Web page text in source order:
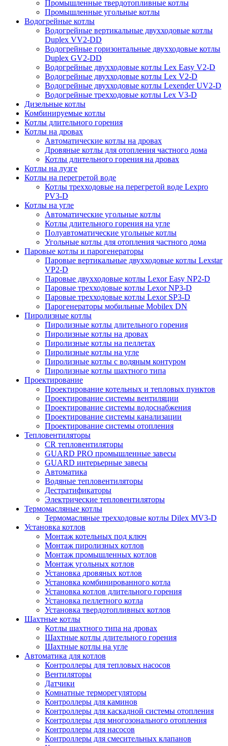
Промышленные твердотопливные котлы
Промышленные угольные котлы
Водогрейные котлы
Водогрейные вертикальные двухходовые котлы
Duplex VV2-DD
Водогрейные горизонтальные двухходовые котлы
Duplex GV2-DD
Водогрейные двухходовые котлы Lex Easy V2-D
Водогрейные двухходовые котлы Lex V2-D
Водогрейные двухходовые котлы Lexender UV2-D
Водогрейные трехходовые котлы Lex V3-D
Дизельные котлы
Комбинируемые котлы
Котлы длительного горения
Котлы на дровах
Автоматические котлы на дровах
Дровяные котлы для отопления частного дома
Котлы длительного горения на дровах
Котлы на лузге
Котлы на перегретой воде
Котлы трехходовые на перегретой воде Lexpro
PV3-D
Котлы на угле
Автоматические угольные котлы
Котлы длительного горения на угле
Полуавтоматические угольные котлы
Угольные котлы для отопления частного дома
Паровые котлы и парогенераторы
Паровые вертикальные двухходовые котлы Lexstar
VP2-D
Паровые двухходовые котлы Lexor Easy NP2-D
Паровые трехходовые котлы Lexor NP3-D
Паровые трехходовые котлы Lexor SP3-D
Парогенераторы мобильные Mobilex DN
Пиролизные котлы
Пиролизные котлы длительного горения
Пиролизные котлы на дровах
Пиролизные котлы на пеллетах
Пиролизные котлы на угле
Пиролизные котлы с водяным контуром
Пиролизные котлы шахтного типа
Проектирование
Проектирование котельных и тепловых пунктов
Проектирование системы вентиляции
Проектирование системы водоснабжения
Проектирование системы канализации
Проектирование системы отопления
Тепловентиляторы
CR тепловентиляторы
GUARD PRO промышленные завесы
GUARD интерьерные завесы
Автоматика
Водяные тепловентиляторы
Дестратификаторы
Электрические тепловентиляторы
Термомасляные котлы
Термомасляные трехходовые котлы Dilex MV3-D
Установка котлов
Монтаж котельных под ключ
Монтаж пиролизных котлов
Монтаж промышленных котлов
Монтаж угольных котлов
Установка дровяных котлов
Установка комбинированного котла
Установка котлов длительного горения
Установка пеллетного котла
Установка твердотопливных котлов
Шахтные котлы
Котлы шахтного типа на дровах
Шахтные котлы длительного горения
Шахтные котлы на угле
Автоматика для котлов
Контроллеры для тепловых насосов
Вентиляторы
Датчики
Комнатные терморегуляторы
Контроллеры для каминов
Контроллеры для каскадной системы отопления
Контроллеры для многозонального отопления
Контроллеры для насосов
Контроллеры для смесительных клапанов